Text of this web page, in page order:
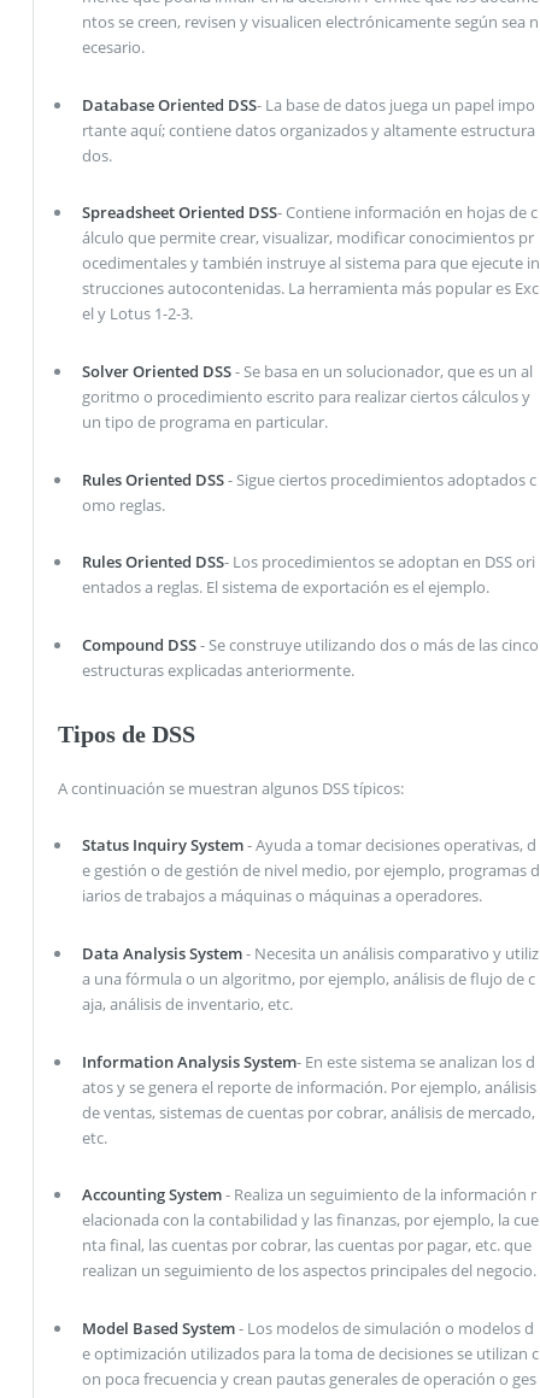
ntos se creen, revisen y visualicen electrónicamente según sea n
ecesario.
Database Oriented DSS- La base de datos juega un papel impo
rtante aquí; contiene datos organizados y altamente estructura
dos.
Spreadsheet Oriented DSS- Contiene información en hojas de c
álculo que permite crear, visualizar, modificar conocimientos pr
ocedimentales y también instruye al sistema para que ejecute in
strucciones autocontenidas. La herramienta más popular es Exc
el y Lotus 1-2-3.
Solver Oriented DSS- Se basa en un solucionador, que es un al
goritmo o procedimiento escrito para realizar ciertos cálculos y
un tipo de programa en particular.
Rules Oriented DSS- Sigue ciertos procedimientos adoptados c
omo reglas.
Rules Oriented DSS- Los procedimientos se adoptan en DSS ori
entados a reglas. El sistema de exportación es el ejemplo.
Compound DSS- Se construye utilizando dos o más de las cinco
estructuras explicadas anteriormente.
Tipos de DSS
A continuación se muestran algunos DSS típicos:
Status Inquiry System- Ayuda a tomar decisiones operativas, d
e gestión o de gestión de nivel medio, por ejemplo, programas d
iarios de trabajos a máquinas o máquinas a operadores.
Data Analysis System- Necesita un análisis comparativo y utiliz
a una fórmula o un algoritmo, por ejemplo, análisis de flujo de c
aja, análisis de inventario, etc.
Information Analysis System- En este sistema se analizan los d
atos y se genera el reporte de información. Por ejemplo, análisis
de ventas, sistemas de cuentas por cobrar, análisis de mercado,
etc.
Accounting System- Realiza un seguimiento de la información r
elacionada con la contabilidad y las finanzas, por ejemplo, la cue
nta final, las cuentas por cobrar, las cuentas por pagar, etc. que
realizan un seguimiento de los aspectos principales del negocio.
Model Based System- Los modelos de simulación o modelos d
e optimización utilizados para la toma de decisiones se utilizan c
on poca frecuencia y crean pautas generales de operación o ges